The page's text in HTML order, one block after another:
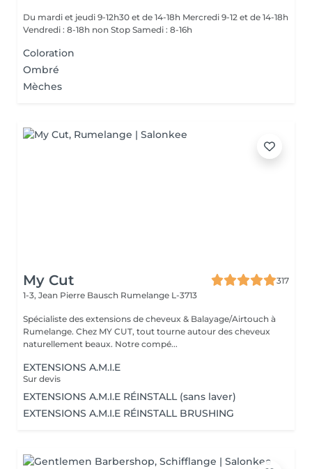
Du mardi et jeudi 9-12h30 et de 14-18h Mercredi 9-12 et de 14-18h
Vendredi : 8-18h non Stop Samedi : 8-16h
Coloration
Ombré
Mèches
My Cut
317
1-3, Jean Pierre Bausch Rumelange L-3713
Spécialiste des extensions de cheveux & Balayage/Airtouch à
Rumelange. Chez MY CUT, tout tourne autour des cheveux
naturellement beaux. Notre compé...
EXTENSIONS A.M.I.E
Sur devis
EXTENSIONS A.M.I.E RÉINSTALL (sans laver)
EXTENSIONS A.M.I.E RÉINSTALL BRUSHING